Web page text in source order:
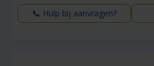
📞 Hulp bij aanvragen?